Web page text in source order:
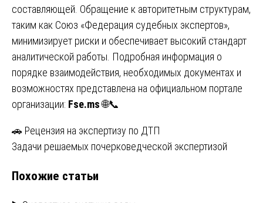
составляющей. Обращение к авторитетным структурам,
таким как Союз «Федерация судебных экспертов»,
минимизирует риски и обеспечивает высокий стандарт
аналитической работы. Подробная информация о
порядке взаимодействия, необходимых документах и
возможностях представлена на официальном портале
организации: Fse.ms🌐📞
Навигация
по
записям
🚗 Рецензия на экспертизу по ДТП
Задачи решаемых почерковедческой экспертизой
Похожие статьи